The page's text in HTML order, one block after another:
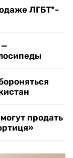
ЛГБТ*-
—
продать